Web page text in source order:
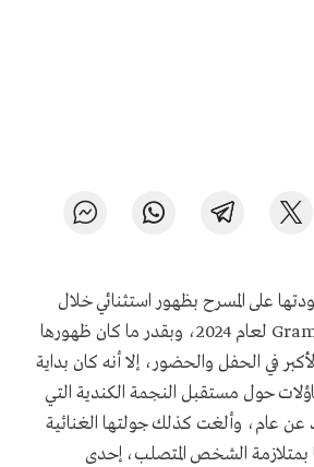
على المسرح بظهور استثنائي خلال
حفل توزيع جوائز Grammy لعام 2024، وبقدر ما كان ظهورها
في الحفل والحضور، إلا أنه كان بداية
حول مستقبل النجمة الكندية التي
عن عام، وألغت كذلك جولتها الغنائية
بمتلازمة الشخص المتصلب، إحدى